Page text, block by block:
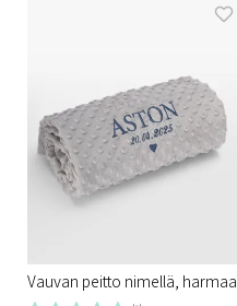
Vauvan peitto nimellä, harmaa